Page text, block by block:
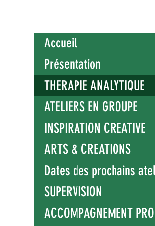
Accueil
Présentation
THERAPIE ANALYTIQUE
ATELIERS EN GROUPE
INSPIRATION CREATIVE
ARTS & CREATIONS
Dates des prochains
SUPERVISION
ACCOMPAGNEMENT